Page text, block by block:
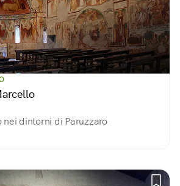
nei dintorni di Paruzzaro